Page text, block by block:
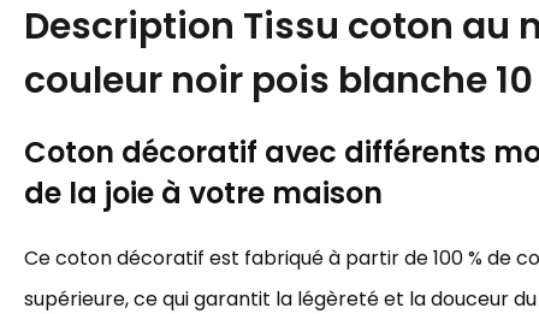
Description Tissu coton au
couleur noir pois blanche
Coton décoratif avec différents
de la joie à votre maison
Ce coton décoratif est fabriqué à partir de 100 % de
supérieure, ce qui garantit la légèreté et la douceur